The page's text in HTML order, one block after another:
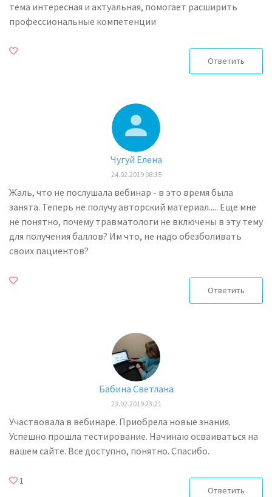
тема интересная и актуальная, помогает расширить
профессиональные компетенции
Ответить
Чугуй Елена
24.02.2019 08:35
Жаль, что не послушала вебинар - в это время была
занята. Теперь не получу авторский материал..... Еще мне
не понятно, почему травматологи не включены в эту тему
для получения баллов? Им что, не надо обезболивать
своих пациентов?
Ответить
Бабина Светлана
23.02.2019 23:21
Участвовала в вебинаре. Приобрела новые знания.
Успешно прошла тестирование. Начинаю осваиваться на
вашем сайте. Все доступно, понятно. Спасибо.
1
Ответить